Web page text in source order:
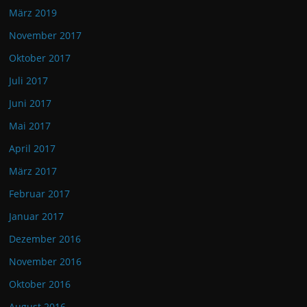
März 2019
November 2017
Oktober 2017
Juli 2017
Juni 2017
Mai 2017
April 2017
März 2017
Februar 2017
Januar 2017
Dezember 2016
November 2016
Oktober 2016